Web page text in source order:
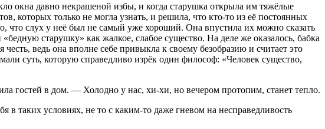
окна давно некрашеной избы, и когда старушка открыла им тяжёлые
которых только не могла узнать, и решила, что кто-то из её постоянных
что слух у неё был не самый уже хороший. Она впустила их можно сказать
старушку» как жалкое, слабое существо. На деле же оказалось, бабка
ведь она вполне себе привыкла к своему безобразию и считает это
суть, которую справедливо изрёк один философ: «Человек существо,
гостей в дом. — Холодно у нас, хи-хи, но вечером протопим, станет тепло.
в таких условиях, не то с каким-то даже гневом на несправедливость